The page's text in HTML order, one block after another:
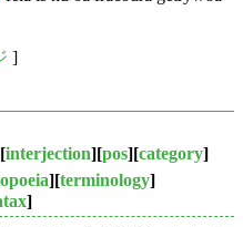
]
[interjection][pos][category]
][terminology]
]